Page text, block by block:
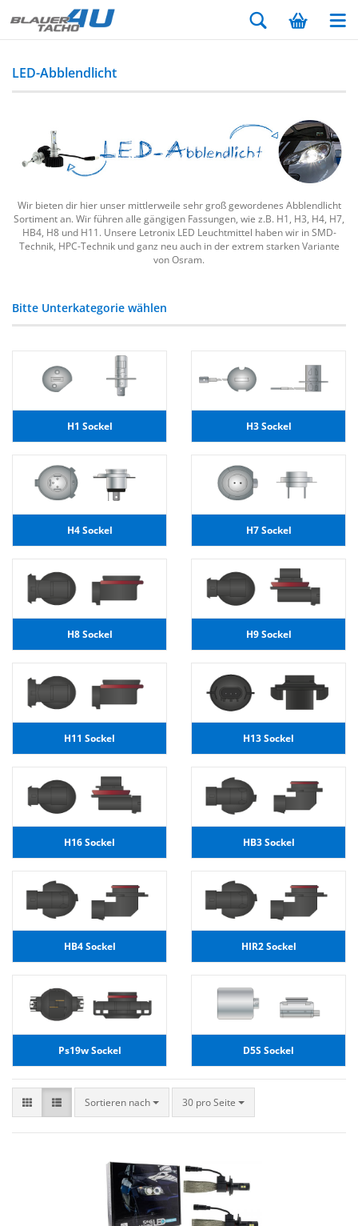
LED-Abblendlicht
Wir bieten dir hier unser mittlerweile sehr groß gewordenes Abblendlicht
Sortiment an. Wir führen alle gängigen Fassungen, wie z.B. H1, H3, H4, H7,
HB4, H8 und H11. Unsere Letronix LED Leuchtmittel haben wir in SMD-
Technik, HPC-Technik und ganz neu auch in der extrem starken Variante
von Osram.
Bitte Unterkategorie wählen
H1 Sockel H3 Sockel
H4 Sockel H7 Sockel
H8 Sockel H9 Sockel
H11 Sockel H13 Sockel
H16 Sockel HB3 Sockel
HB4 Sockel HIR2 Sockel
Ps19w Sockel D5S Sockel
Sortieren nach 30 pro Seite